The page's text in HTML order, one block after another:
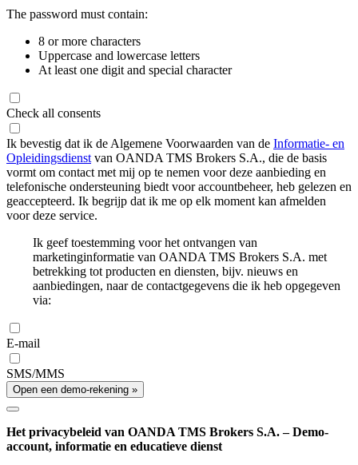
The password must contain:
8 or more characters
Uppercase and lowercase letters
At least one digit and special character
Check all consents
Ik bevestig dat ik de Algemene Voorwaarden van de Informatie- en
Opleidingsdienst van OANDA TMS Brokers S.A., die de basis
vormt om contact met mij op te nemen voor deze aanbieding en
telefonische ondersteuning biedt voor accountbeheer, heb gelezen en
geaccepteerd. Ik begrijp dat ik me op elk moment kan afmelden
voor deze service.
Ik geef toestemming voor het ontvangen van
marketinginformatie van OANDA TMS Brokers S.A. met
betrekking tot producten en diensten, bijv. nieuws en
aanbiedingen, naar de contactgegevens die ik heb opgegeven
via:
E-mail
SMS/MMS
Open een demo-rekening »
Het privacybeleid van OANDA TMS Brokers S.A. – Demo-
account, informatie en educatieve dienst